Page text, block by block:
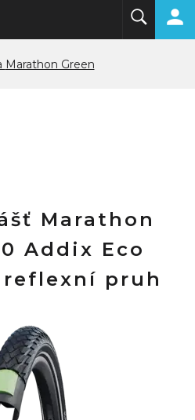
Marathon Green
Marathon
Addix Eco
reflexní pruh